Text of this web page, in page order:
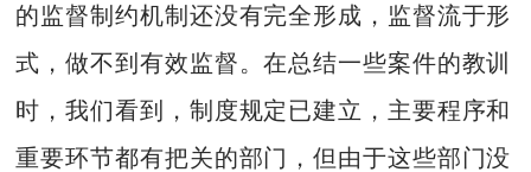
的监督制约机制还没有完全形成，监督流于形
式，做不到有效监督。在总结一些案件的教训
时，我们看到，制度规定已建立，主要程序和
重要环节都有把关的部门，但由于这些部门没